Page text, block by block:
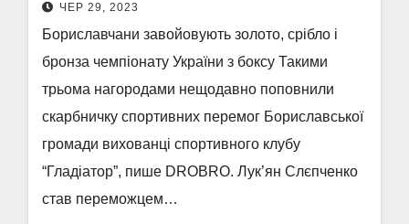
ЧЕР 29, 2023
Бориславчани завойовують золото, срібло і
бронза чемпіонату України з боксу Такими
трьома нагородами нещодавно поповнили
скарбничку спортивних перемог Бориславської
громади вихованці спортивного клубу
“Гладіатор”, пише DROBRO. Лук’ян Слєпченко
став переможцем…